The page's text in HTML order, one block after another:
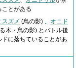
ことがある
スズメ (鳥の影) 、 オニド
木・鳥の影) とバトル後
ドに落ちていることがあ